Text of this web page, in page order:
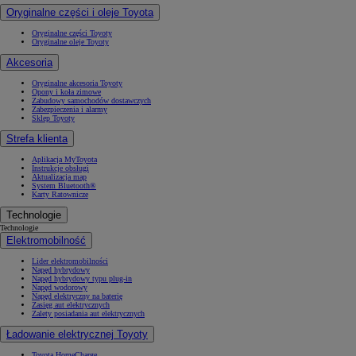
Oryginalne części i oleje Toyota
Oryginalne części Toyoty
Oryginalne oleje Toyoty
Akcesoria
Oryginalne akcesoria Toyoty
Opony i koła zimowe
Zabudowy samochodów dostawczych
Zabezpieczenia i alarmy
Sklep Toyoty
Strefa klienta
Aplikacja MyToyota
Instrukcje obsługi
Aktualizacja map
System Bluetooth®
Karty Ratownicze
Technologie
Technologie
Elektromobilność
Lider elektromobilności
Napęd hybrydowy
Napęd hybrydowy typu plug-in
Napęd wodorowy
Napęd elektryczny na baterię
Zasięg aut elektrycznych
Zalety posiadania aut elektrycznych
Ładowanie elektrycznej Toyoty